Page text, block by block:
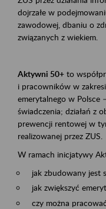
dojrzałe w
zawodowej, dbaniu o
związanych z wiekiem.
Aktywni 50+ to
i pracowników w
emerytalnego w Polsce
świadczenia; działań z
prewencji rentowej w
realizowanej przez ZUS.
W ramach inicjatywy
jak zbudowany jest
jak zwiększyć
czy można